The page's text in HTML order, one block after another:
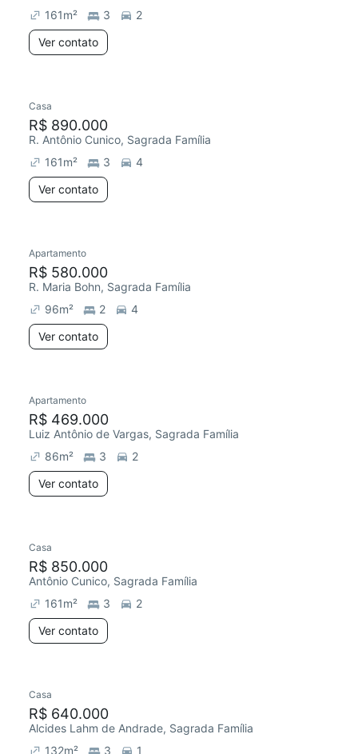
161m² 3
2
Ver contato
Casa
R$ 890.000
R. Antônio Cunico, Sagrada Família
161m² 3
4
Ver contato
Apartamento
R$ 580.000
R. Maria Bohn, Sagrada Família
96m² 2
4
Ver contato
Apartamento
R$ 469.000
Luiz Antônio de Vargas, Sagrada Família
86m² 3
2
Ver contato
Casa
R$ 850.000
Antônio Cunico, Sagrada Família
161m² 3
2
Ver contato
Casa
R$ 640.000
Alcides Lahm de Andrade, Sagrada Família
132m² 3 1